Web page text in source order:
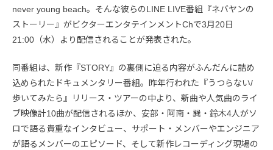
never young beach。そんな彼らのLINE LIVE番組『ネバヤンの
ストーリー』がビクターエンタテインメントChで3月20日
21:00（水）より配信されることが発表された。
同番組は、新作『STORY』の裏側に迫る内容がふんだんに詰め
込められたドキュメンタリー番組。昨年行われた『うつらない/
歩いてみたら』リリース・ツアーの中より、新曲や人気曲のライ
ブ映像計10曲が配信されるほか、安部・阿南・巽・鈴木4人がソ
ロで語る貴重なインタビュー、サポート・メンバーやエンジニア
が語るメンバーのエピソード、そして新作レコーディング現場の